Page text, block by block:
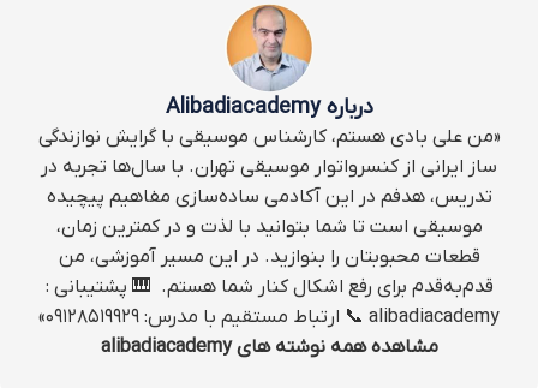
درباره Alibadiacademy
«من علی بادی هستم، کارشناس موسیقی با گرایش نوازندگی
ساز ایرانی از کنسرواتوار موسیقی تهران. با سال‌ها تجربه در
تدریس، هدفم در این آکادمی ساده‌سازی مفاهیم پیچیده
موسیقی است تا شما بتوانید با لذت و در کمترین زمان،
قطعات محبوبتان را بنوازید. در این مسیر آموزشی، من
قدم‌به‌قدم برای رفع اشکال کنار شما هستم. ‌ 🎹 پشتیبانی :
alibadiacademy 📞 ارتباط مستقیم با مدرس: ۰۹۱۲۸۵۱۹۹۲۹»
مشاهده همه نوشته های alibadiacademy